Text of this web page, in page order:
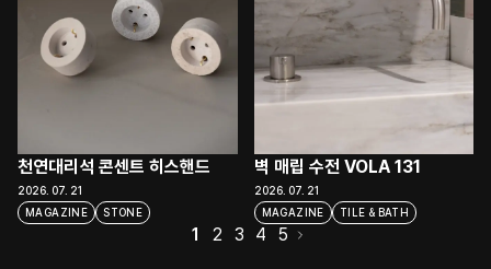
천연대리석 콘센트 히스핸드
MAGAZINE STONE
2026. 07. 21
벽 매립 수전 VOLA 131
MAGAZINE TILE & BATH
2026. 07. 21
1 2 3 4 5